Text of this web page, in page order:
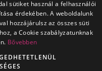
1 424 9000
655 7459
sütiket használ a felhasználói
érdekében. A weboldalunk
hozzájárulsz az összes süti
a Cookie szabályzatunknak
Bővebben